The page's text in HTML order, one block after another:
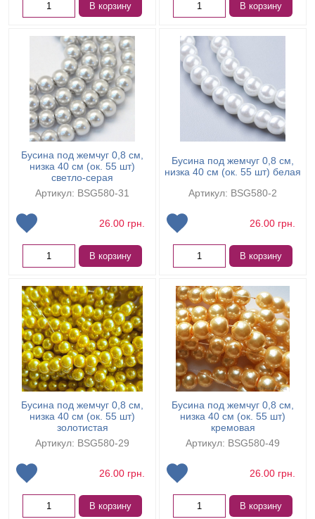
В корзину В корзину
Бусина под жемчуг 0,8 см,
низка 40 см (ок. 55 шт)
светло-серая
Артикул: BSG580-31
26.00 грн.
В корзину
Бусина под жемчуг 0,8 см,
низка 40 см (ок. 55 шт) белая
Артикул: BSG580-2
26.00 грн.
В корзину
Бусина под жемчуг 0,8 см,
низка 40 см (ок. 55 шт)
золотистая
Артикул: BSG580-29
26.00 грн.
В корзину
Бусина под жемчуг 0,8 см,
низка 40 см (ок. 55 шт)
кремовая
Артикул: BSG580-49
26.00 грн.
В корзину